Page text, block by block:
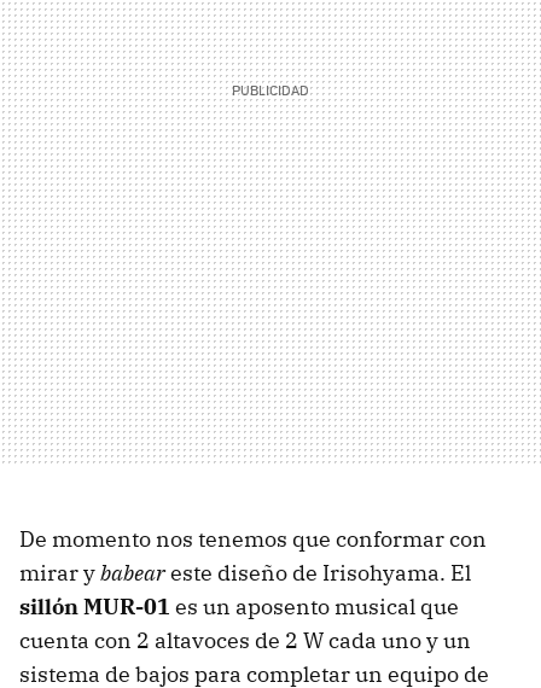
De momento nos tenemos que conformar con
mirar ybabeareste diseño de Irisohyama. El
sillón MUR-01 es un aposento musical que
cuenta con 2 altavoces de 2 W cada uno y un
sistema de bajos para completar un equipo de